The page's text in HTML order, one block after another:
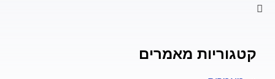
קטגוריות מאמרים